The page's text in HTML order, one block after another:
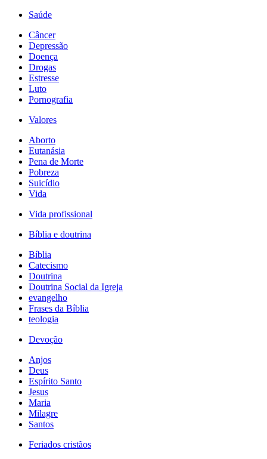
Saúde
Câncer
Depressão
Doença
Drogas
Estresse
Luto
Pornografia
Valores
Aborto
Eutanásia
Pena de Morte
Pobreza
Suicídio
Vida
Vida profissional
Bíblia e doutrina
Bíblia
Catecismo
Doutrina
Doutrina Social da Igreja
evangelho
Frases da Bíblia
teologia
Devoção
Anjos
Deus
Espírito Santo
Jesus
Maria
Milagre
Santos
Feriados cristãos